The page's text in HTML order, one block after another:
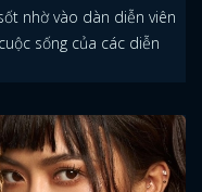
nhờ vào dàn diễn viên
sống của các diễn